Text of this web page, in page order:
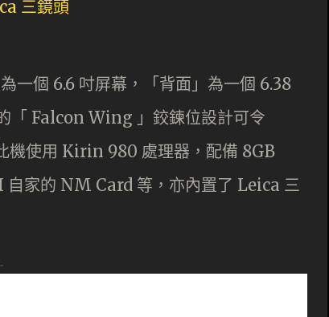
一個 6.6 吋屏幕，「背面」為一個 6.38
「 Falcon Wing 」鉸鍊位設計可令
機使用 Kirin 980 處理器，配備 8GB
家的 NM Card 等，亦內置了 Leica 三